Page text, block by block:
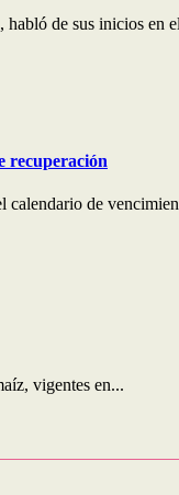
habló de sus inicios en
recuperación
calendario de
vigentes en...